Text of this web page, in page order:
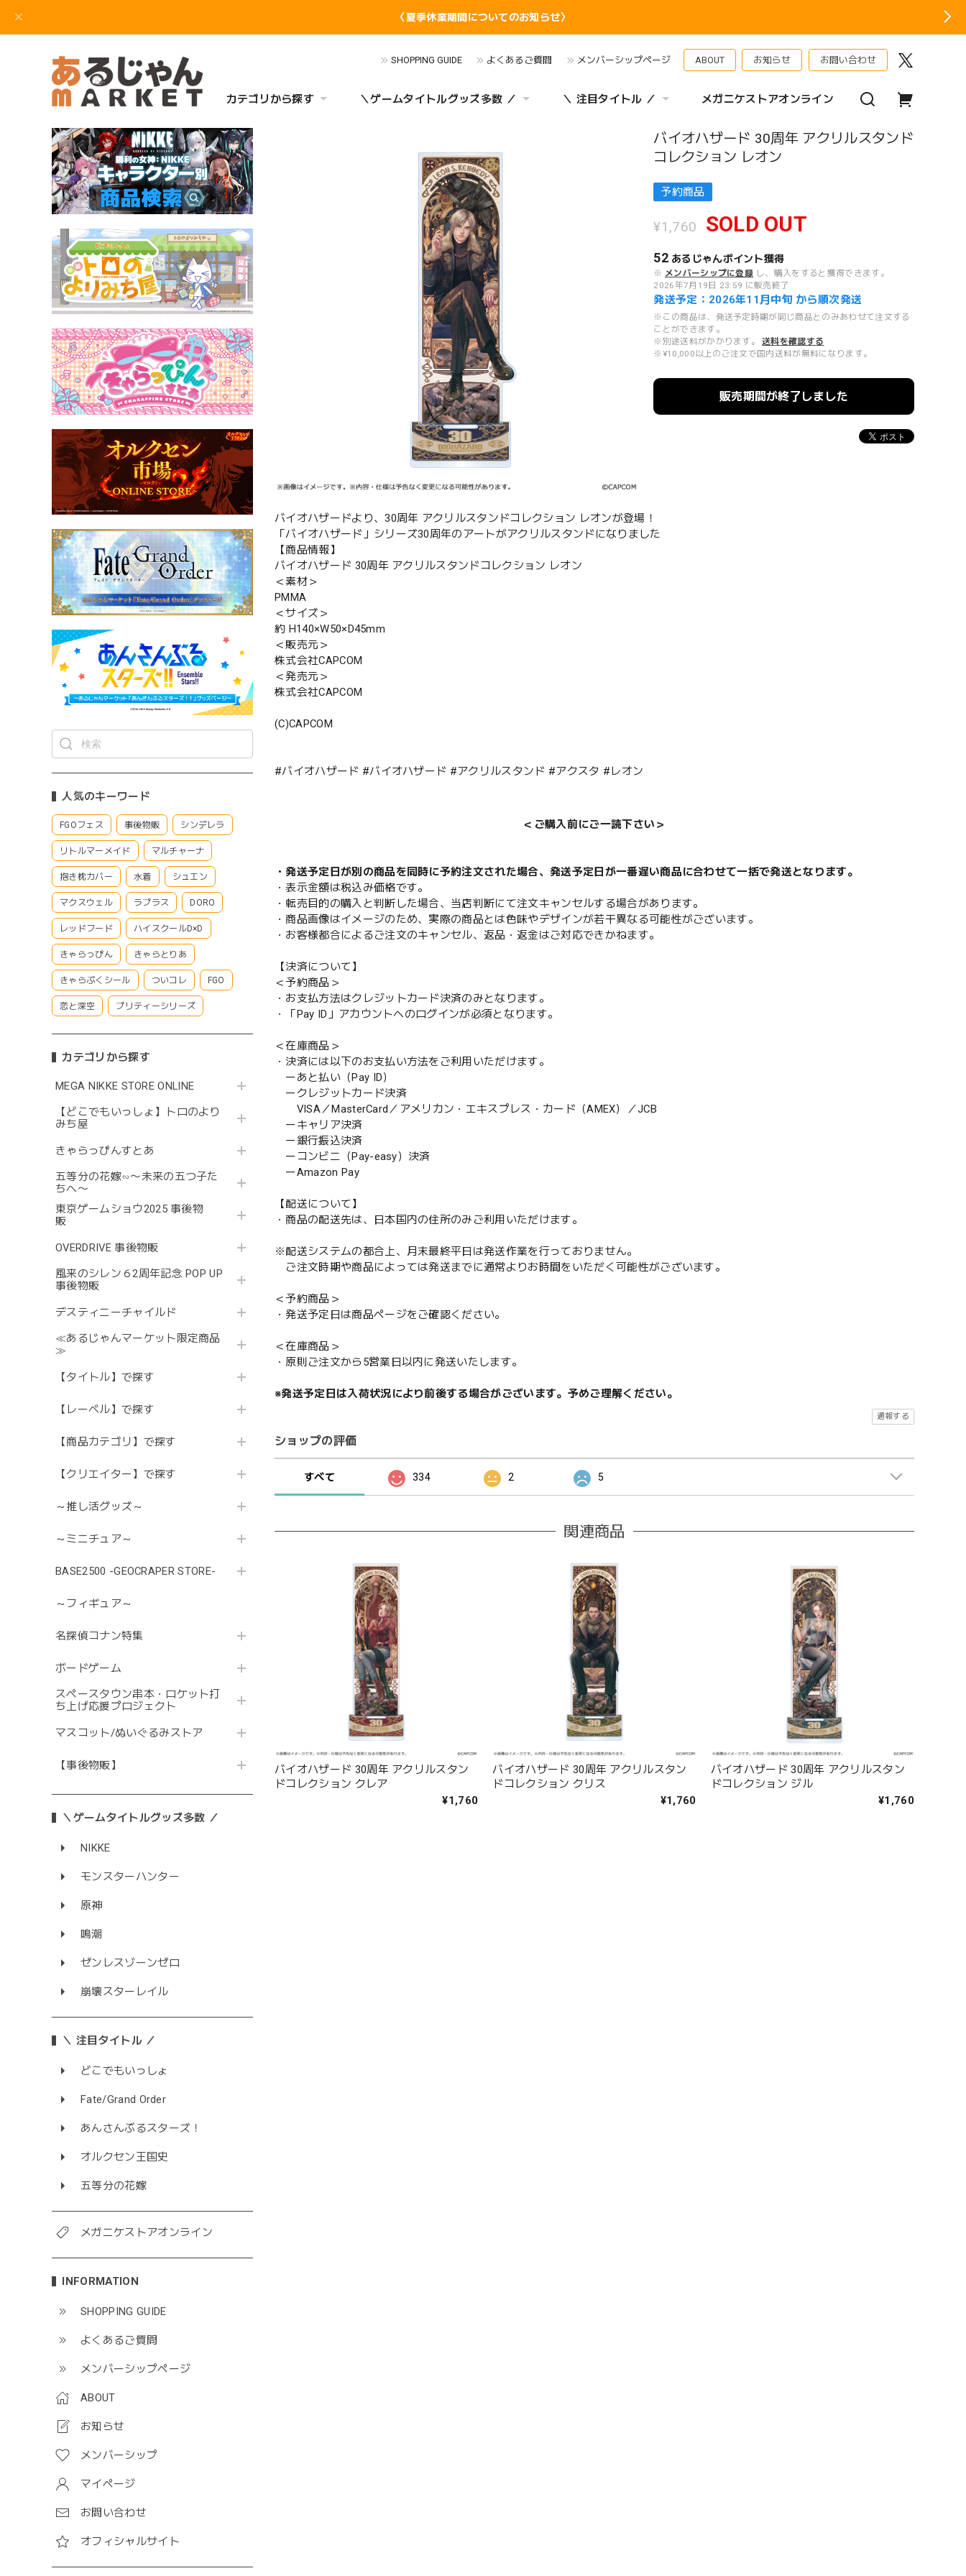
〈夏季休業期間についてのお知らせ〉
SHOPPING GUIDE よくあるご質問 メンバーシップページ ABOUT お知らせ お問い合わせ
カテゴリから探す ＼ゲームタイトルグッズ多数 ／ ＼ 注目タイトル ／ メガニケストアオンライン
人気のキーワード
FGOフェス 事後物販 シンデレラ
リトルマーメイド マルチャーナ
抱き枕カバー 水着 シュエン
マクスウェル ラプラス DORO
レッドフード ハイスクールD×D
きゃらっぴん きゃらとりあ
きゃらぷくシール ついコレ FGO
恋と深空 プリティーシリーズ
カテゴリから探す
MEGA NIKKE STORE ONLINE
【どこでもいっしょ】トロのより
みち屋
きゃらっぴんすとあ
五等分の花嫁∽〜未来の五つ子た
ちへ〜
東京ゲームショウ2025 事後物
販
OVERDRIVE 事後物販
風来のシレン６2周年記念 POP UP
事後物販
デスティニーチャイルド
≪あるじゃんマーケット限定商品
≫
【タイトル】で探す
【レーベル】で探す
【商品カテゴリ】で探す
【クリエイター】で探す
～推し活グッズ～
～ミニチュア～
BASE2500 -GEOCRAPER STORE-
～フィギュア～
名探偵コナン特集
ボードゲーム
スペースタウン串本・ロケット打
ち上げ応援プロジェクト
マスコット/ぬいぐるみストア
【事後物販】
＼ゲームタイトルグッズ多数 ／
NIKKE
モンスターハンター
原神
鳴潮
ゼンレスゾーンゼロ
崩壊スターレイル
＼ 注目タイトル ／
どこでもいっしょ
Fate/Grand Order
あんさんぶるスターズ！
オルクセン王国史
五等分の花嫁
メガニケストアオンライン
INFORMATION
SHOPPING GUIDE
よくあるご質問
メンバーシップページ
ABOUT
お知らせ
メンバーシップ
マイページ
お問い合わせ
オフィシャルサイト
バイオハザード 30周年 アクリルスタンド
コレクション レオン
予約商品
¥1,760 SOLD OUT
52 あるじゃんポイント獲得
※ メンバーシップに登録 し、購入をすると獲得できます。
2026年7月19日 23:59 に販売終了
発送予定：2026年11月中旬 から順次発送
※この商品は、発送予定時期が同じ商品とのみあわせて注文する
ことができます。
※別途送料がかかります。
送料を確認する
※¥10,000以上のご注文で国内送料が無料になります。
販売期間が終了しました
バイオハザードより、30周年 アクリルスタンドコレクション レオンが登場！
「バイオハザード」シリーズ30周年のアートがアクリルスタンドになりました
【商品情報】
バイオハザード 30周年 アクリルスタンドコレクション レオン
＜素材＞
PMMA
＜サイズ＞
約 H140×W50×D45mm
＜販売元＞
株式会社CAPCOM
＜発売元＞
株式会社CAPCOM
(C)CAPCOM
#バイオハザード #バイオハザード #アクリルスタンド #アクスタ #レオン
＜ご購入前にご一読下さい＞
・発送予定日が別の商品を同時に予約注文された場合、発送予定日が一番遅い商品に合わせて一括で発送となります。
・表示金額は税込み価格です。
・転売目的の購入と判断した場合、当店判断にて注文キャンセルする場合があります。
・商品画像はイメージのため、実際の商品とは色味やデザインが若干異なる可能性がございます。
・お客様都合によるご注文のキャンセル、返品・返金はご対応できかねます。
【決済について】
＜予約商品＞
・お支払方法はクレジットカード決済のみとなります。
・「Pay ID」アカウントへのログインが必須となります。
＜在庫商品＞
・決済には以下のお支払い方法をご利用いただけます。
ーあと払い（Pay ID）
ークレジットカード決済
VISA／MasterCard／アメリカン・エキスプレス・カード（AMEX）／JCB
ーキャリア決済
ー銀行振込決済
ーコンビニ（Pay-easy）決済
ーAmazon Pay
【配送について】
・商品の配送先は、日本国内の住所のみご利用いただけます。
※配送システムの都合上、月末最終平日は発送作業を行っておりません。
ご注文時期や商品によっては発送までに通常よりお時間をいただく可能性がございます。
＜予約商品＞
・発送予定日は商品ページをご確認ください。
＜在庫商品＞
・原則ご注文から5営業日以内に発送いたします。
※発送予定日は入荷状況により前後する場合がございます。予めご理解ください。
通報する
ショップの評価
すべて 334 2 5
関連商品
バイオハザード 30周年 アクリルスタン
ドコレクション クレア
¥1,760
バイオハザード 30周年 アクリルスタン
ドコレクション クリス
¥1,760
バイオハザード 30周年 アクリルスタン
ドコレクション ジル
¥1,760